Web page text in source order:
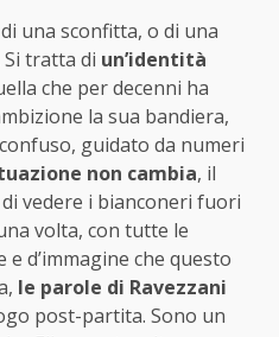
una sconfitta, o di una
tratta di un’identità
che per decenni ha
la sua bandiera,
guidato da numeri
non cambia, il
vedere i bianconeri fuori
volta, con tutte le
d’immagine che questo
le parole di Ravezzani
post-partita. Sono un